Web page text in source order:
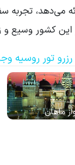
می‌دهد،
این کشور وسیع و
تور روسیه
ماهان